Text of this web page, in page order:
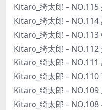
Kitaro_绮太郎 – NO.115
Kitaro_绮太郎 –
Kitaro_绮太郎 –
Kitaro_绮太郎 –
Kitaro_绮太郎 –
Kitaro_绮太郎 –
Kitaro_绮太郎 –
Kitaro_绮太郎 –